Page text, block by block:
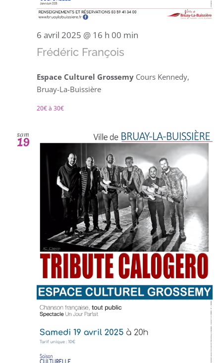
6 avril 2025 @ 16 h 00 min
Frédéric François
Espace Culturel Grossemy Cours Kennedy,
Bruay-La-Buissière
20€ à 30€
sam
19